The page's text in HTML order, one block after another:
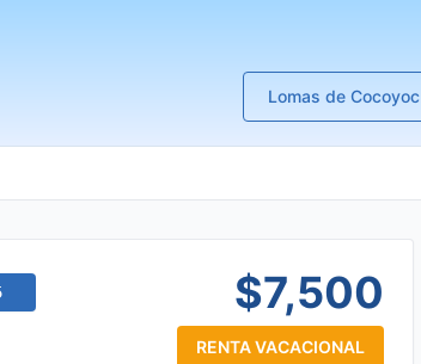
Lomas de Cocoyoc
$7,500
RENTA VACACIONAL